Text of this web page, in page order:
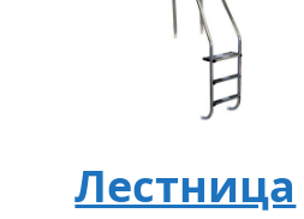
Лестница